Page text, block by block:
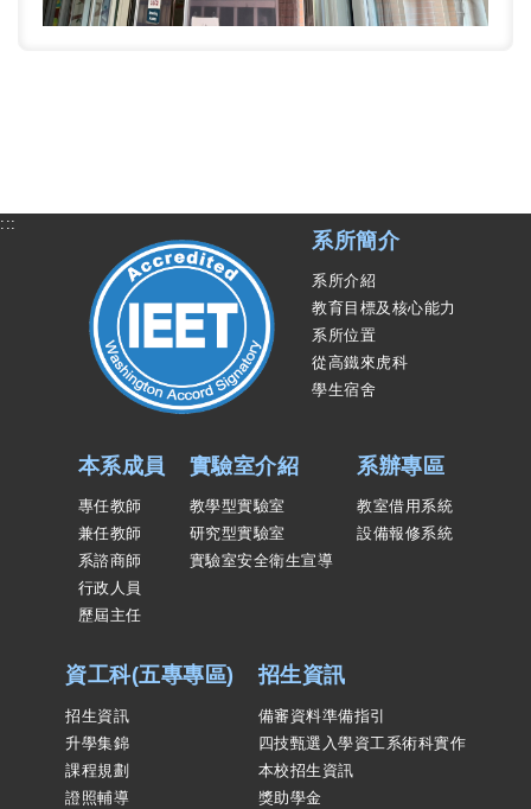
:::
系所簡介
系所介紹
教育目標及核心能力
系所位置
從高鐵來虎科
學生宿舍
本系成員
專任教師
兼任教師
系諮商師
行政人員
歷屆主任
實驗室介紹
教學型實驗室
研究型實驗室
實驗室安全衛生宣導
系辦專區
教室借用系統
設備報修系統
資工科(五專專區)
招生資訊
升學集錦
課程規劃
證照輔導
招生資訊
備審資料準備指引
四技甄選入學資工系術科實作
本校招生資訊
獎助學金